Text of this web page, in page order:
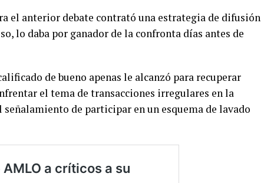
el anterior debate contrató una estrategia de difusión
lo daba por ganador de la confronta días antes de
de bueno apenas le alcanzó para recuperar
el tema de transacciones irregulares en la
de participar en un esquema de lavado